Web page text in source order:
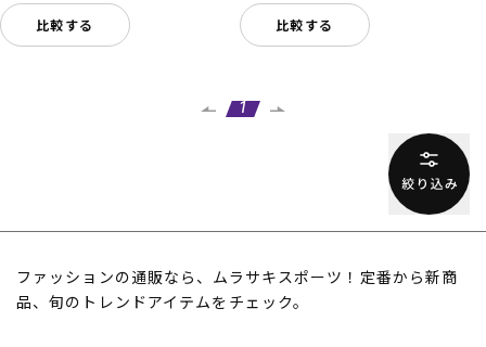
比較する 比較する
1
ファッションの通販なら、ムラサキスポーツ！定番から新商
品、旬のトレンドアイテムをチェック。